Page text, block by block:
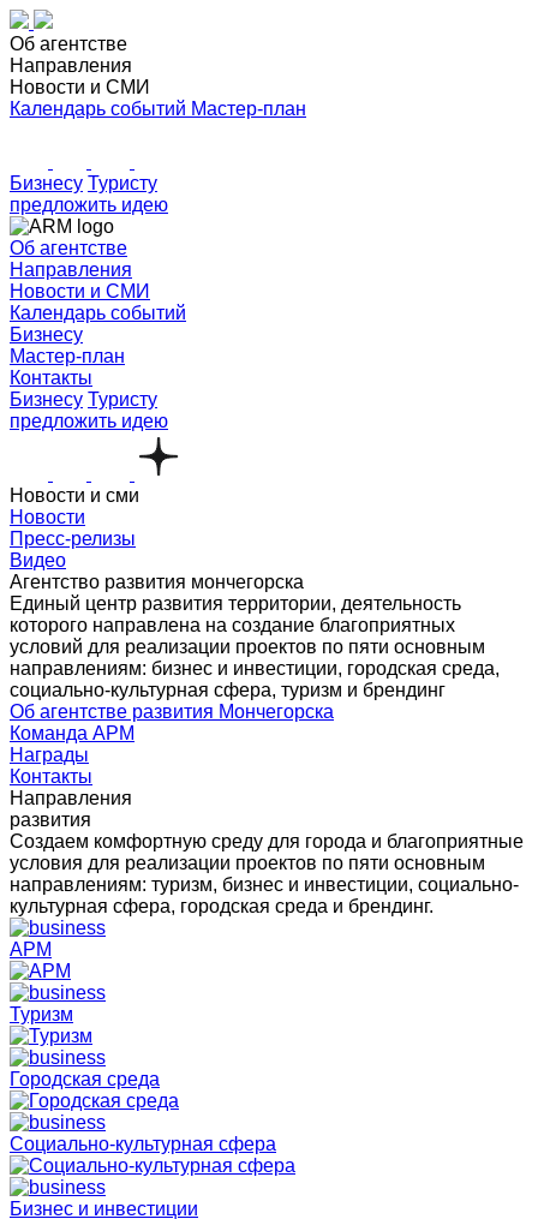
Об агентстве
Направления
Новости и СМИ
Календарь событий Мастер-план
Бизнесу Туристу
предложить идею
Об агентстве
Направления
Новости и СМИ
Календарь событий
Бизнесу
Мастер-план
Контакты
Бизнесу Туристу
предложить идею
Новости и сми
Новости
Пресс-релизы
Видео
Агентство развития мончегорска
Единый центр развития территории, деятельность
которого направлена на создание благоприятных
условий для реализации проектов по пяти основным
направлениям: бизнес и инвестиции, городская среда,
социально-культурная сфера, туризм и брендинг
Об агентстве развития Мончегорска
Команда АРМ
Награды
Контакты
Направления
развития
Создаем комфортную среду для города и благоприятные
условия для реализации проектов по пяти основным
направлениям: туризм, бизнес и инвестиции, социально-
культурная сфера, городская среда и брендинг.
АРМ
Туризм
Городская среда
Социально-культурная сфера
Бизнес и инвестиции